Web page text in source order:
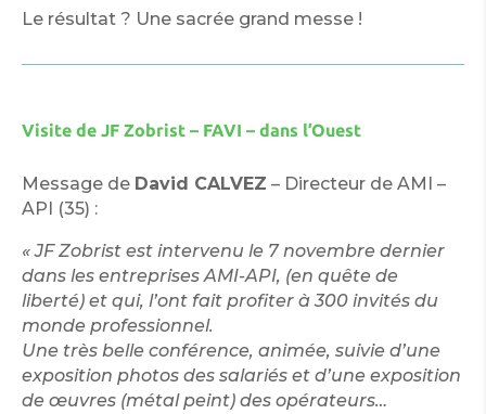
Le résultat ? Une sacrée grand messe !
Visite de JF Zobrist – FAVI – dans l’Ouest
Message de David CALVEZ – Directeur de AMI –
API (35) :
« JF Zobrist est intervenu le 7 novembre dernier
dans les entreprises AMI-API, (en quête de
liberté) et qui, l’ont fait profiter à 300 invités du
monde professionnel.
Une très belle conférence, animée, suivie d’une
exposition photos des salariés et d’une exposition
de œuvres (métal peint) des opérateurs…